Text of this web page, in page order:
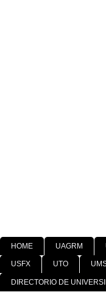
HOME UAGRM
USFX UTO
DIRECTORIO DE